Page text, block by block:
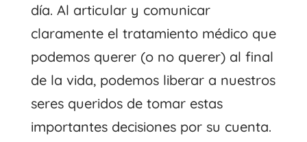
día. Al articular y comunicar
claramente el tratamiento médico que
podemos querer (o no querer) al final
de la vida, podemos liberar a nuestros
seres queridos de tomar estas
importantes decisiones por su cuenta.